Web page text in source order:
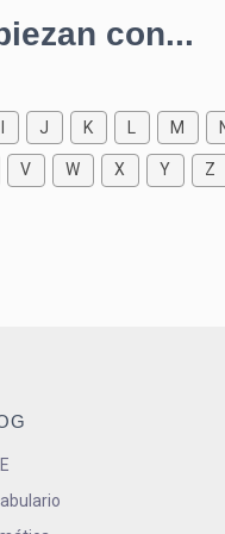
con...
I J K L M
V W X Y Z